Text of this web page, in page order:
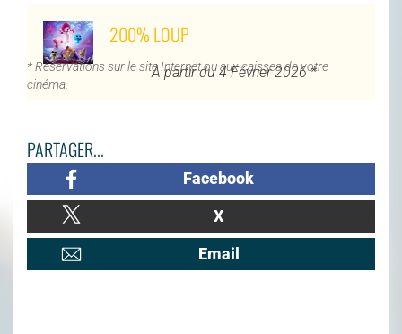
200% LOUP
À partir du 4 Février 2026 *
* Réservations sur le site Internet ou aux caisses de votre
cinéma.
PARTAGER...
Facebook
X
Email